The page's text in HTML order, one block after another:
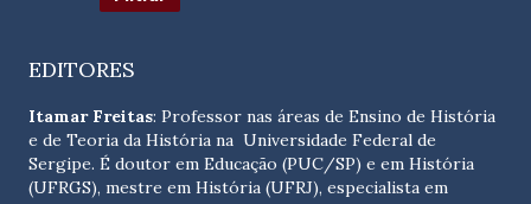
EDITORES
Itamar Freitas: Professor nas áreas de Ensino de História
e de Teoria da História na Universidade Federal de
Sergipe. É doutor em Educação (PUC/SP) e em História
(UFRGS), mestre em História (UFRJ), especialista em